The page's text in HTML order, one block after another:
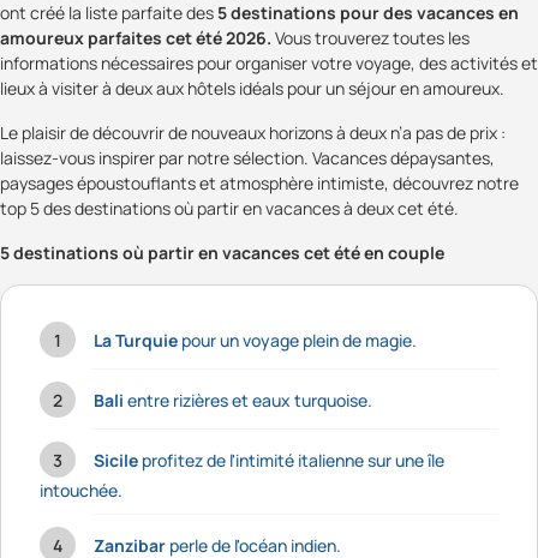
ont créé la liste parfaite des 5 destinations pour des vacances en
amoureux parfaites cet été 2026. Vous trouverez toutes les
informations nécessaires pour organiser votre voyage, des activités et
lieux à visiter à deux aux hôtels idéals pour un séjour en amoureux.
Le plaisir de découvrir de nouveaux horizons à deux n’a pas de prix :
laissez-vous inspirer par notre sélection. Vacances dépaysantes,
paysages époustouflants et atmosphère intimiste, découvrez notre
top 5 des destinations où partir en vacances à deux cet été.
5 destinations où partir en vacances cet été en couple
La Turquie pour un voyage plein de magie.
Bali entre rizières et eaux turquoise.
Sicile profitez de l'intimité italienne sur une île
intouchée.
Zanzibar perle de l'océan indien.